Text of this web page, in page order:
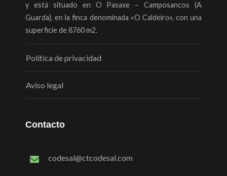
y está situado en O Pasaxe – Camposancos (A
Guarda), en la finca denominada «O Caldeiro», con una
superficie de 8760 m2.
Política de privacidad
Aviso legal
Contacto
codesal@ctcodesal.com